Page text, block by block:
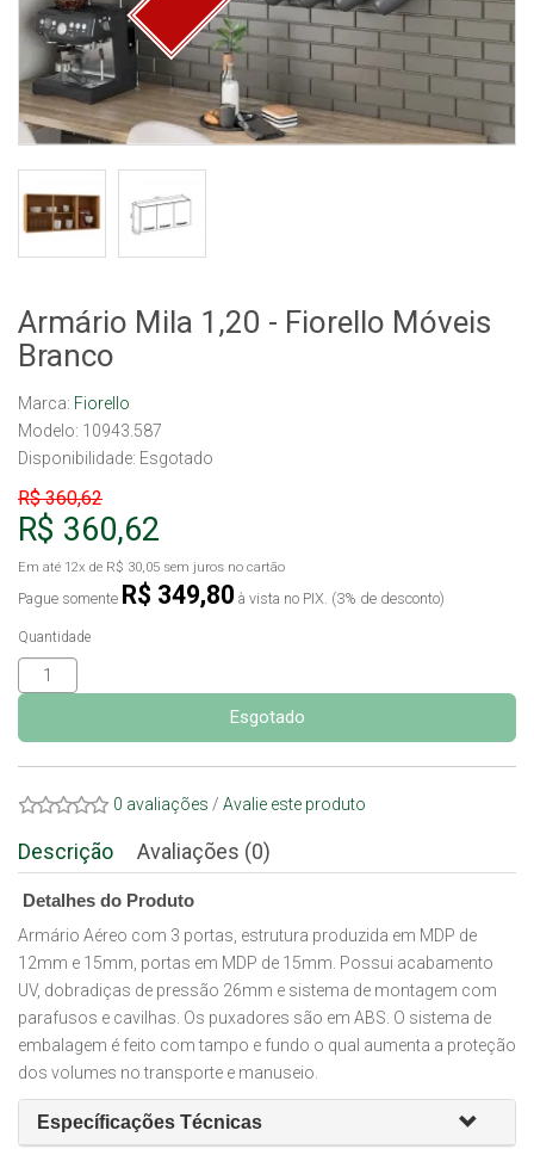
Armário Mila 1,20 - Fiorello Móveis
Branco
Marca: Fiorello
Modelo: 10943.587
Disponibilidade: Esgotado
R$ 360,62
R$ 360,62
Em até 12x de R$ 30,05 sem juros no cartão
Pague somente R$ 349,80 à vista no PIX. (3% de desconto)
Quantidade
Esgotado
0 avaliações / Avalie este produto
Descrição Avaliações (0)
Detalhes do Produto
Armário Aéreo com 3 portas, estrutura produzida em MDP de
12mm e 15mm, portas em MDP de 15mm. Possui acabamento
UV, dobradiças de pressão 26mm e sistema de montagem com
parafusos e cavilhas. Os puxadores são em ABS. O sistema de
embalagem é feito com tampo e fundo o qual aumenta a proteção
dos volumes no transporte e manuseio.
Específicações Técnicas